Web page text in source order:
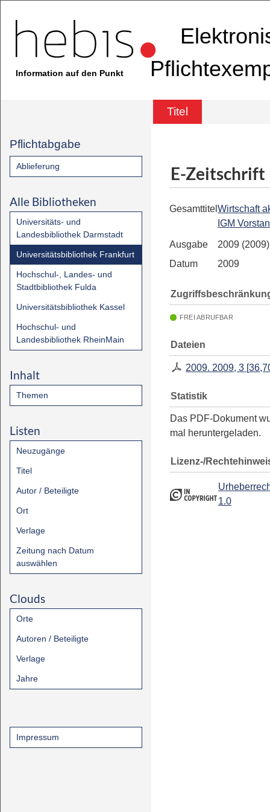
Information auf den Punkt
Titel
Pflichtabgabe
Ablieferung
Alle Bibliotheken
Universitäts- und
Landesbibliothek Darmstadt
Universitätsbibliothek Frankfurt
Hochschul-, Landes- und
Stadtbibliothek Fulda
Universitätsbibliothek Kassel
Hochschul- und
Landesbibliothek RheinMain
Inhalt
Themen
Listen
Neuzugänge
Titel
Autor / Beteiligte
Ort
Verlage
Zeitung nach Datum
auswählen
Clouds
Orte
Autoren / Beteiligte
Verlage
Jahre
Impressum
E-Zeitschrift
Gesamttitel Wirtschaft
IGM
Ausgabe
2009
Datum
2009
FREI ABRUFBAR
Dateien
2009. 2009, 3 [
Statistik
Das PDF-Dokument
mal heruntergeladen.
Lizenz-/
1.0